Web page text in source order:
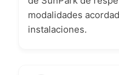
modalidades
instalaciones.